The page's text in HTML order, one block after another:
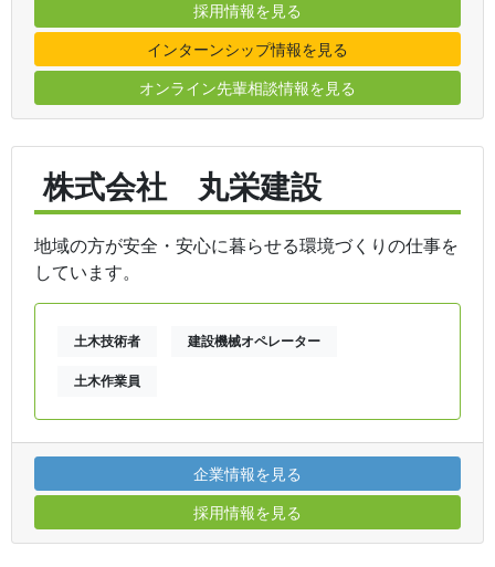
採用情報を見る
インターンシップ情報を見る
オンライン先輩相談情報を見る
株式会社 丸栄建設
地域の方が安全・安心に暮らせる環境づくりの仕事を
しています。
土木技術者 建設機械オペレーター
土木作業員
企業情報を見る
採用情報を見る